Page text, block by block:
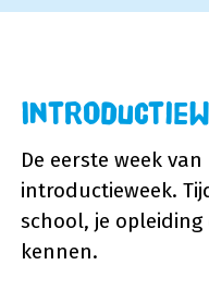
De eerste week
introductieweek.
school, je
kennen.